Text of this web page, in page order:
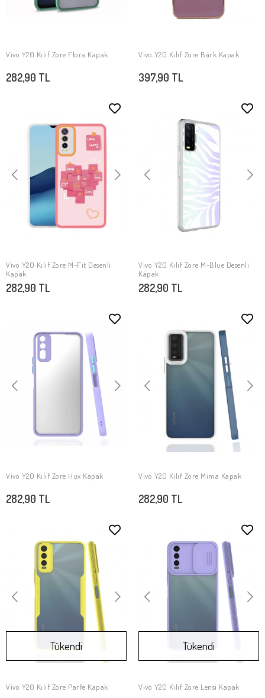
SEPETE EKLE
Vivo Y20 Kılıf Zore Flora Kapak
282,90 TL
SEPETE EKLE
Vivo Y20 Kılıf Zore Bark Kapak
397,90 TL
SEPETE EKLE
Vivo Y20 Kılıf Zore M-Fit Desenli
Kapak
282,90 TL
SEPETE EKLE
Vivo Y20 Kılıf Zore M-Blue Desenli
Kapak
282,90 TL
SEPETE EKLE
Vivo Y20 Kılıf Zore Hux Kapak
282,90 TL
SEPETE EKLE
Vivo Y20 Kılıf Zore Mima Kapak
282,90 TL
Stokta Yok
Tükendi
Vivo Y20 Kılıf Zore Parfe Kapak
Stokta Yok
Tükendi
Vivo Y20 Kılıf Zore Lensi Kapak